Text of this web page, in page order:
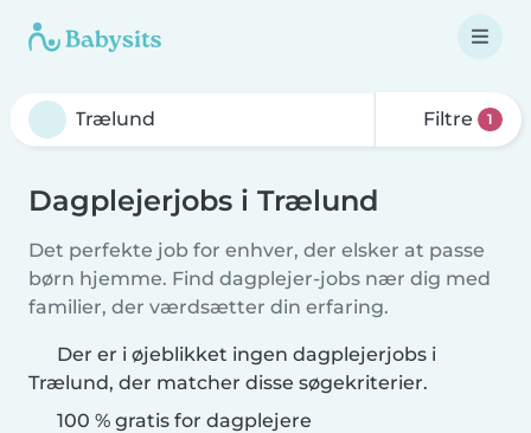
Filtre 1
Dagplejerjobs i Trælund
Det perfekte job for enhver, der elsker at passe
børn hjemme. Find dagplejer-jobs nær dig med
familier, der værdsætter din erfaring.
Der er i øjeblikket ingen dagplejerjobs i
Trælund, der matcher disse søgekriterier.
100 % gratis for dagplejere